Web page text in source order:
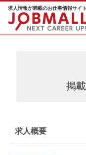
求人情報が満載のお仕事情報サイ
掲
求人概要